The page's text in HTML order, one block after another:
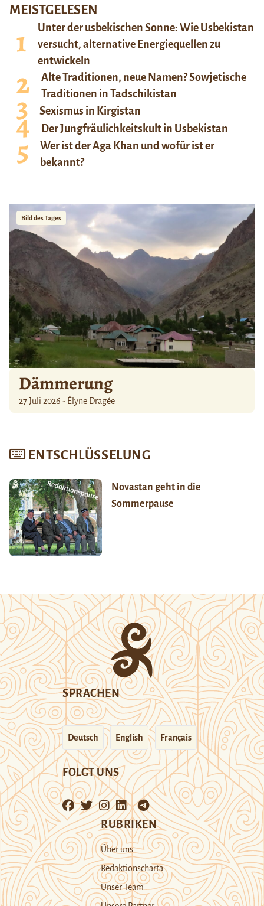
MEISTGELESEN
Unter der usbekischen Sonne: Wie Usbekistan
versucht, alternative Energiequellen zu
entwickeln
Alte Traditionen, neue Namen? Sowjetische
Traditionen in Tadschikistan
Sexismus in Kirgistan
Der Jungfräulichkeitskult in Usbekistan
Wer ist der Aga Khan und wofür ist er
bekannt?
Bild des Tages
Dämmerung
27 Juli 2026 - Élyne Dragée
ENTSCHLÜSSELUNG
Novastan geht in die
Sommerpause
SPRACHEN
Deutsch English Français
FOLGT UNS
RUBRIKEN
Über uns
Redaktionscharta
Unser Team